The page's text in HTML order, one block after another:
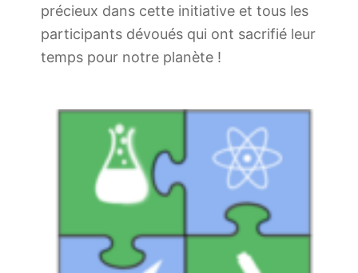
précieux dans cette initiative et tous les
participants dévoués qui ont sacrifié leur
temps pour notre planète !